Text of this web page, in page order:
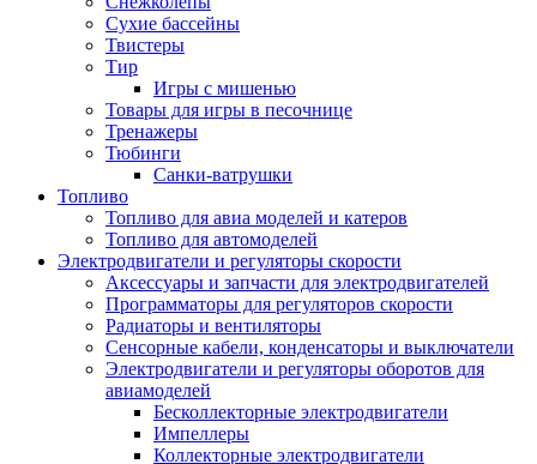
Сухие бассейны
Твистеры
Тир
Игры с мишенью
Товары для игры в песочнице
Тренажеры
Тюбинги
Санки-ватрушки
Топливо
Топливо для авиа моделей и катеров
Топливо для автомоделей
Электродвигатели и регуляторы скорости
Аксессуары и запчасти для электродвигателей
Программаторы для регуляторов скорости
Радиаторы и вентиляторы
Сенсорные кабели, конденсаторы и выключатели
Электродвигатели и регуляторы оборотов для
авиамоделей
Бесколлекторные электродвигатели
Импеллеры
Коллекторные электродвигатели